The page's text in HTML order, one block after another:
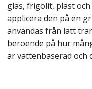
glas, frigolit, plast och
applicera den på en
användas från lätt
beroende på hur
är vattenbaserad och